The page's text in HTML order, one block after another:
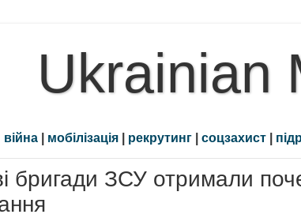
Ukrainian
війна | мобілізація | рекрутинг | соцзахист |
бригади ЗСУ отримали